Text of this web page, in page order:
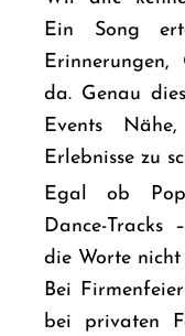
Ein Song
da. Genau
Events
Erlebnisse zu
Egal ob
Dance-Tracks
die Worte nicht
Bei
bei privaten